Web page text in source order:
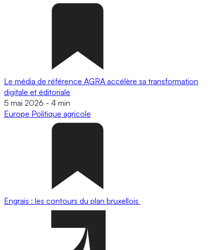
Le média de référence AGRA accélère sa transformation
digitale et éditoriale
5 mai 2026 - 4 min
Europe Politique agricole
Engrais : les contours du plan bruxellois